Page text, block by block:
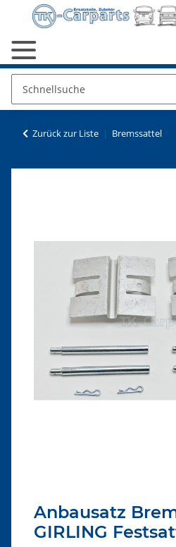
Zurück zur Liste Bremssattel
Anbausatz
GIRLING